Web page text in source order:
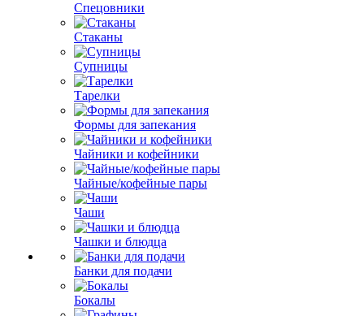
Спецовники
Стаканы
Супницы
Тарелки
Формы для запекания
Чайники и кофейники
Чайные/кофейные пары
Чаши
Чашки и блюдца
Банки для подачи
Бокалы